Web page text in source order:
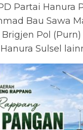
Partai Hanura
Bau Sawa
Pol
Sulsel